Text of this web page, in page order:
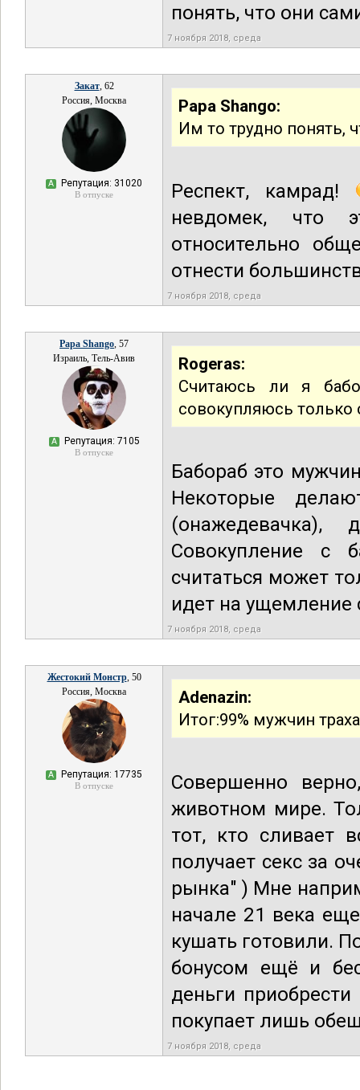
понять, что они
7 ноября 2018, среда
Закат, 62
Россия, Москва
А Репутация: 31020
В отпуске
Papa Shango:
Им то трудно понять,
Респект, камрад!
невдомек, что
относительно
отнести
7 ноября 2018, среда
Papa Shango, 57
Израиль, Тель-Авив
А Репутация: 7105
В отпуске
Rogeras:
Считаюсь ли я
совокупляюсь только
Бабораб это
Некоторые
(онажедевачка),
Совокупление с
считаться может
идет на ущемление
7 ноября 2018, среда
Жестокий Монстр, 50
Россия, Москва
А Репутация: 17735
В отпуске
Adenazin:
Итог:99% мужчин
Совершенно
животном мире.
тот, кто сливает
получает секс за
рынка" ) Мне
начале 21 века
кушать готовили.
бонусом ещё и
деньги
покупает лишь
7 ноября 2018, среда